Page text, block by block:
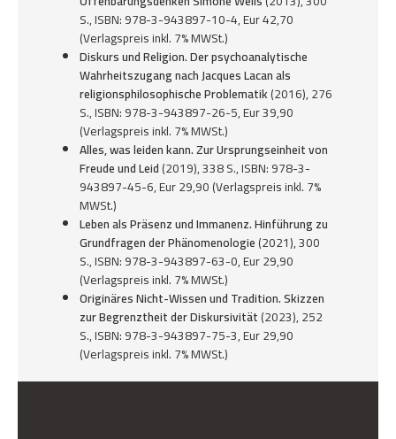
S., ISBN: 978-3-943897-10-4, Eur 42,70
(Verlagspreis inkl. 7% MWSt.)
Diskurs und Religion. Der psychoanalytische
Wahrheitszugang nach Jacques Lacan als
religionsphilosophische Problematik(2016), 276
S., ISBN: 978-3-943897-26-5, Eur 39,90
(Verlagspreis inkl. 7% MWSt.)
Alles, was leiden kann. Zur Ursprungseinheit von
Freude und Leid(2019), 338 S., ISBN: 978-3-
943897-45-6, Eur 29,90 (Verlagspreis inkl. 7%
MWSt.)
Leben als Präsenz und Immanenz. Hinführung zu
Grundfragen der Phänomenologie(2021), 300
S., ISBN: 978-3-943897-63-0, Eur 29,90
(Verlagspreis inkl. 7% MWSt.)
Originäres Nicht-Wissen und Tradition. Skizzen
zur Begrenztheit der Diskursivität(2023), 252
S., ISBN: 978-3-943897-75-3, Eur 29,90
(Verlagspreis inkl. 7% MWSt.)